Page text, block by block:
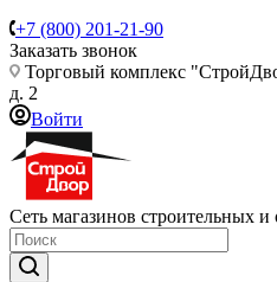
+7 (800) 201-21-90
Заказать звонок
Торговый комплекс
д. 2
Войти
Сеть магазинов строительных